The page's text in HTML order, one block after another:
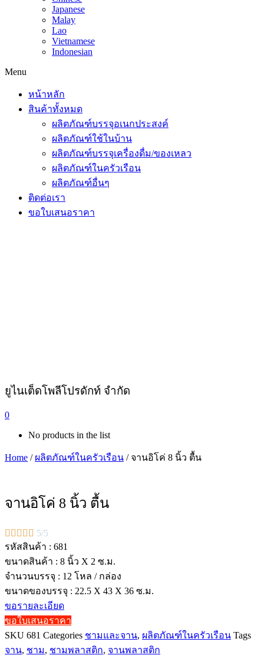
Japanese
Malay
Lao
Vietnamese
Indonesian
Menu
หน้าหลัก
สินค้าทั้งหมด
ผลิตภัณฑ์บรรจุอเนกประสงค์
ผลิตภัณฑ์ใช้ในบ้าน
ผลิตภัณฑ์บรรจุเครื่องดื่ม/ของเหลว
ผลิตภัณฑ์ในครัวเรือน
ผลิตภัณฑ์อื่นๆ
ติดต่อเรา
ขอใบเสนอราคา
ยูไนเต็ดโพลีโปรดักท์ จำกัด
0
No products in the list
Home / ผลิตภัณฑ์ในครัวเรือน / จานอิโค่ 8 นิ้ว ตื้น
จานอิโค่ 8 นิ้ว ตื้น
     5/5
รหัสสินค้า : 681
ขนาดสินค้า : 8 นิ้ว X 2 ซ.ม.
จำนวนบรรจุ : 12 โหล / กล่อง
ขนาดของบรรจุ : 22.5 X 43 X 36 ซ.ม.
ขอรายละเอียด
ขอใบเสนอราคา
SKU 681 Categories ชามและจาน, ผลิตภัณฑ์ในครัวเรือน Tags
จาน, ชาม, ชามพลาสติก, จานพลาสติก